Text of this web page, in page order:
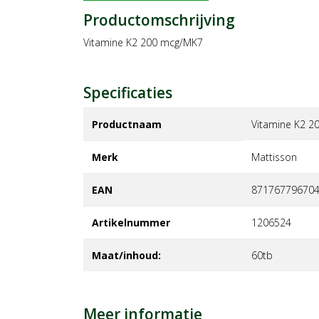
Productomschrijving
Vitamine K2 200 mcg/MK7
Specificaties
Productnaam Vitamine K2
Merk mattisson
EAN
Artikelnummer 1206524
Maat/inhoud: 60tb
Meer informatie